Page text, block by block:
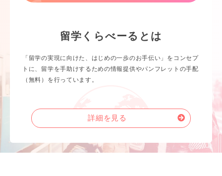
留学くらべーるとは
「留学の実現に向けた、はじめの一歩のお手伝い」をコンセプ
トに、留学を手助けするための情報提供やパンフレットの手配
（無料）を行っています。
詳細を見る